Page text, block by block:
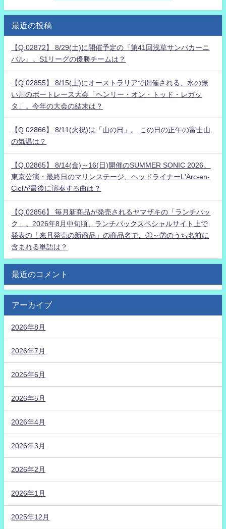
最近の投稿
【Q.02872】 8/29(土)に開催予定の『第41回浅草サンバカーニ
バル』。S1リーグの優勝チームは？
【Q.02855】 8/15(土)にオーストラリアで開催される、水の無
い川のボートレース大会「ヘンリー・オン・トッド・レガッ
タ」。今年の大会の結末は？
【Q.02866】 8/11(火祝)は「山の日」。 この日の正午の富士山
の気温は？
【Q.02865】 8/14(金)～16(日)開催のSUMMER SONIC 2026。
東京公演・最終日のマリンステージ、ヘッドライナーL'Arc-en-
Cielが最後に演奏する曲は？
【Q.02856】 毎月新商品が発売されるヤマザキの「ランチパッ
ク」。2026年8月中旬頃、ランチパックスペシャルサイト上で
発表の「来月発売の新商品」の商品名で、①～⑦のうち名前に
含まれる単語は？
最近のコメント
アーカイブ
2026年8月
2026年7月
2026年6月
2026年5月
2026年4月
2026年3月
2026年2月
2026年1月
2025年12月